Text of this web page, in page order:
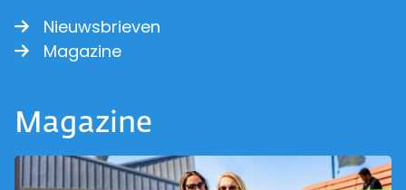
Nieuwsbrieven
Magazine
Magazine